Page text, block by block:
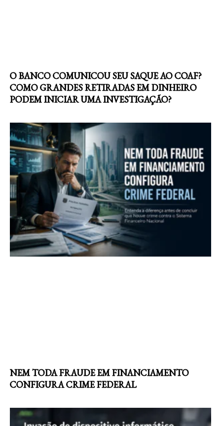
O BANCO COMUNICOU SEU SAQUE AO COAF?
COMO GRANDES RETIRADAS EM DINHEIRO
PODEM INICIAR UMA INVESTIGAÇÃO?
NEM TODA FRAUDE EM FINANCIAMENTO
CONFIGURA CRIME FEDERAL